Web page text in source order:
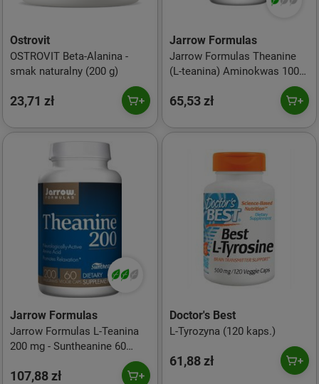
Ostrovit
OSTROVIT Beta-Alanina -
smak naturalny (200 g)
23,71 zł
Jarrow Formulas
Jarrow Formulas Theanine
(L-teanina) Aminokwas 100
65,53 zł
Jarrow Formulas
Jarrow Formulas L-Teanina
200 mg - Suntheanine 60
107,88 zł
Doctor's Best
L-Tyrozyna (120 kaps.)
61,88 zł